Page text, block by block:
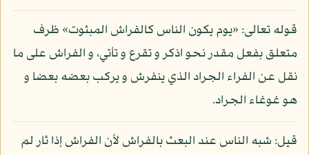
قوله تعالى: «يوم يكون الناس كالفراش المبثوت» ظرف
متعلق بفعل مقدر نحو اذكر و تقرع و تأتي، و الفراش على ما
نقل عن الفراء الجراد الذي ينفرش و يركب بعضه بعضا و
هو غوغاء الجراد.
قيل: شبه الناس عند البعث بالفراش لأن الفراش إذا ثار لم